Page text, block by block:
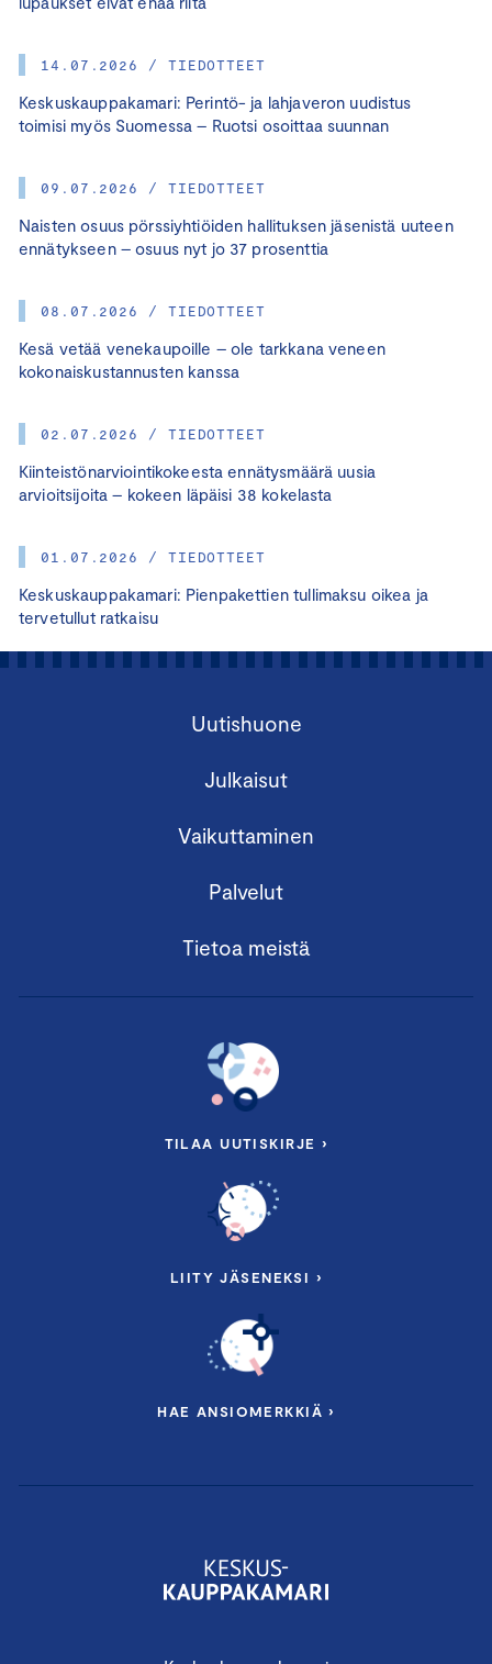
14.07.2026 / TIEDOTTEET
Keskuskauppakamari: Perintö- ja lahjaveron uudistus
toimisi myös Suomessa – Ruotsi osoittaa suunnan
09.07.2026 / TIEDOTTEET
Naisten osuus pörssiyhtiöiden hallituksen jäsenistä uuteen
ennätykseen – osuus nyt jo 37 prosenttia
08.07.2026 / TIEDOTTEET
Kesä vetää venekaupoille – ole tarkkana veneen
kokonaiskustannusten kanssa
02.07.2026 / TIEDOTTEET
Kiinteistönarviointikokeesta ennätysmäärä uusia
arvioitsijoita – kokeen läpäisi 38 kokelasta
01.07.2026 / TIEDOTTEET
Keskuskauppakamari: Pienpakettien tullimaksu oikea ja
tervetullut ratkaisu
Uutishuone
Julkaisut
Vaikuttaminen
Palvelut
Tietoa meistä
TILAA UUTISKIRJE ›
LIITY JÄSENEKSI ›
HAE ANSIOMERKKIÄ ›